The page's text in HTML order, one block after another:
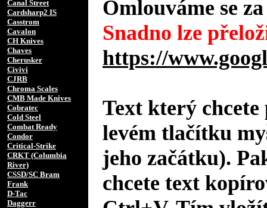
Canal Street
Cardsharp2 IS
Casstrom
Cavalon
CH Knives
Chaves
Cherusker
Civivi
CJRB
Chroma Scales
CMB Made Knives
Cobratec
Cold Steel
Combat Ready
Condor
Critical-Strike
CRKT (Columbia
River)
CSSD/SC Bram
Frank
D-Tac
Daggerr
Omlouváme se
Snadno lze
https://
Text který
levém tlačítku
jeho začátku).
chcete text